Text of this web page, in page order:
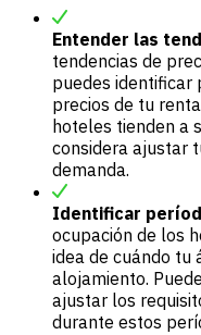
Entender las
tendencias de
puedes identificar
precios de tu
hoteles tienden a
considera ajustar
demanda.
Identificar
ocupación de los
idea de cuándo tu
alojamiento.
ajustar los
durante estos